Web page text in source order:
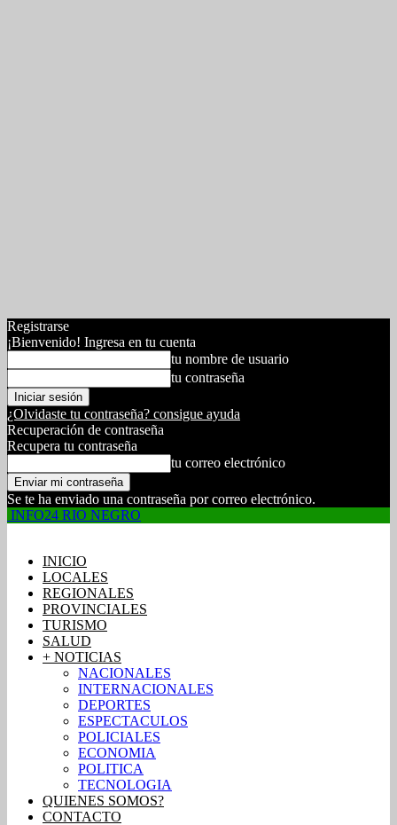
Registrarse
¡Bienvenido! Ingresa en tu cuenta
tu nombre de usuario
tu contraseña
¿Olvidaste tu contraseña? consigue ayuda
Recuperación de contraseña
Recupera tu contraseña
tu correo electrónico
Se te ha enviado una contraseña por correo electrónico.
INFO24 RIO NEGRO
INICIO
LOCALES
REGIONALES
PROVINCIALES
TURISMO
SALUD
+ NOTICIAS
NACIONALES
INTERNACIONALES
DEPORTES
ESPECTACULOS
POLICIALES
ECONOMIA
POLITICA
TECNOLOGIA
QUIENES SOMOS?
CONTACTO